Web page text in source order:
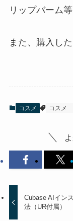
リップバーム
また、購入し
コスメ コスメ
Cubase AIイン
法（UR付属）